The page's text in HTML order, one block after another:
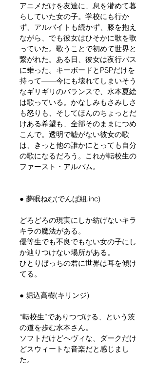
アニメだけを友達に、息を潜めて暮
らしていた女の子。学校にも行か
ず、アルバイトも続かず、膝を抱え
ながら、でも彼女はひそかに歌を歌
っていた。歌うことで初めて世界と
繋がれた。ある日、彼女は夜行バス
に乗った。キーボードとPSPだけを
持って――今にも壊れてしまいそう
なギリギリのバランスで、水本夏絵
は歌っている。かなしみもさみしさ
も怒りも、そしてほんのちょっとだ
けある希望も、全部そのままにつめ
こんで。透明で嘘がない彼女の歌
は、きっと他の誰かにとっても自分
の歌になるだろう。これが転校生の
ファースト・アルバム。
● 夢眠ねむ(でんぱ組.inc)
どろどろの現実にしか紡げないキラ
キラの魔法がある。
優等生でも不良でもない女の子にし
か辿りつけない場所がある。
ひとりぼっちの君に世界は耳を傾け
てる。
● 堀込高樹(キリンジ)
“転校生”でありつづける、という茨
の道を歩む水本さん。
ソフトだけどヘヴィな、ダークだけ
どスウィートな音楽だと感じまし
た。